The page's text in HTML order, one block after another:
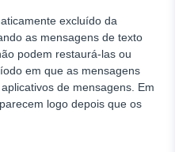
excluído da
as mensagens de texto
podem restaurá-las ou
em que as mensagens
de mensagens. Em
logo depois que os